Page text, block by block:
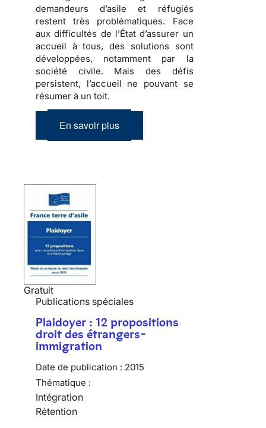
demandeurs d’asile et réfugiés
restent très problématiques. Face
aux difficultés de l’État d’assurer un
accueil à tous, des solutions sont
développées, notamment par la
société civile. Mais des défis
persistent, l’accueil ne pouvant se
résumer à un toit.
En savoir plus
Gratuit
Publications spéciales
Plaidoyer : 12 propositions
droit des étrangers-
immigration
Date de publication : 2015
Thématique :
Intégration
Rétention